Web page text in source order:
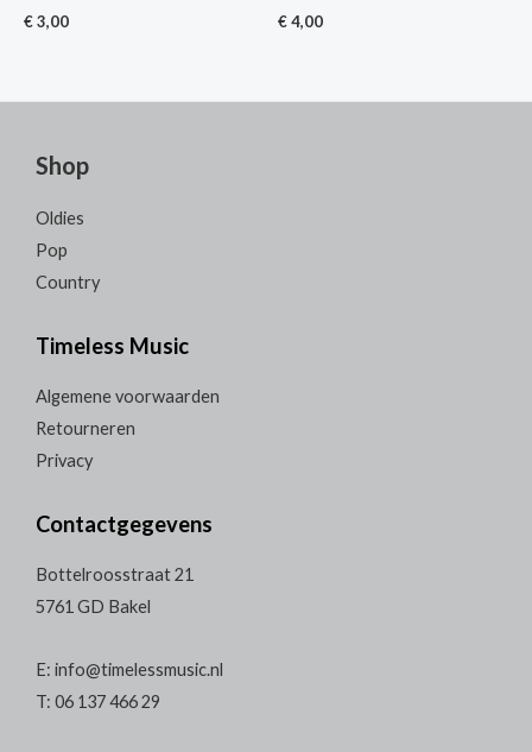
€3,00 €4,00
Shop
Oldies
Pop
Country
Timeless Music
Algemene voorwaarden
Retourneren
Privacy
Contactgegevens
Bottelroosstraat 21
5761 GD Bakel
E: info@timelessmusic.nl
T: 06 137 466 29